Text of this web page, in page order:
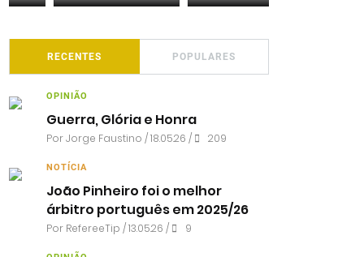
RECENTES POPULARES
OPINIÃO
Guerra, Glória e Honra
PorJorge Faustino / 18.05.26 / 209
NOTÍCIA
João Pinheiro foi o melhor
árbitro português em 2025/26
Por RefereeTip / 13.05.26 / 9